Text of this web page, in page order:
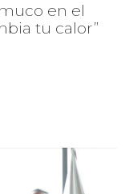
en el
tu calor”